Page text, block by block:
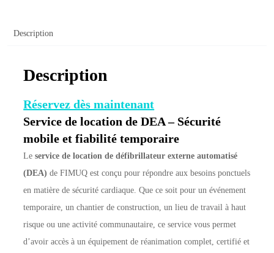
Description
Description
Réservez dès maintenant
Service de location de DEA – Sécurité
mobile et fiabilité temporaire
Leservice de location de défibrillateur externe automatisé
(DEA) de FIMUQ est conçu pour répondre aux besoins ponctuels
en matière de sécurité cardiaque. Que ce soit pour un événement
temporaire, un chantier de construction, un lieu de travail à haut
risque ou une activité communautaire, ce service vous permet
d’avoir accès à un équipement de réanimation complet, certifié et